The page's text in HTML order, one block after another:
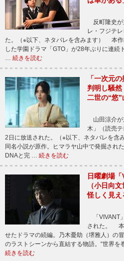
反町隆史が
レ・フジテ
た。（※以下、ネタバレを含みます） 本
した学園ドラマ「GTO」が28年ぶりに連続
… 続きを読む
「一次元
判明し騒
二世の“悠”
山田涼介が
木」（読売テ
2日に放送された。（※以下、ネタバレを
同名小説が原作。ヒマラヤ山中で発掘され
DNAと完 … 続きを読む
日曜劇場
（小日向
怪しく見え
「VIVANT
された。 本
せたドラマの続編。乃木憂助（堺雅人）の
のラストシーンから直結する物語。“世界
続きを読む